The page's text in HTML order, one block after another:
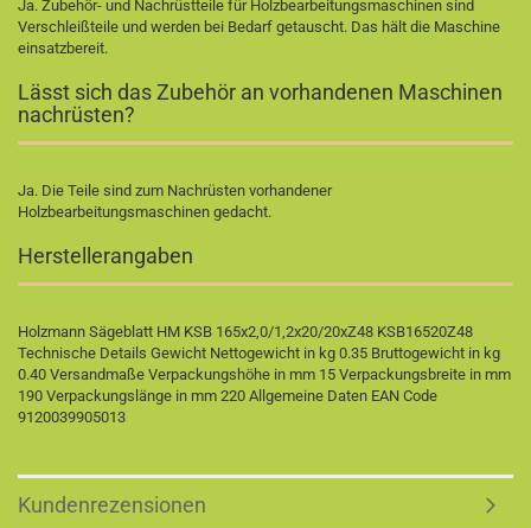
Ja. Zubehör- und Nachrüstteile für Holzbearbeitungsmaschinen sind
Verschleißteile und werden bei Bedarf getauscht. Das hält die Maschine
einsatzbereit.
Lässt sich das Zubehör an vorhandenen Maschinen
nachrüsten?
Ja. Die Teile sind zum Nachrüsten vorhandener
Holzbearbeitungsmaschinen gedacht.
Herstellerangaben
Holzmann Sägeblatt HM KSB 165x2,0/1,2x20/20xZ48 KSB16520Z48
Technische Details Gewicht Nettogewicht in kg 0.35 Bruttogewicht in kg
0.40 Versandmaße Verpackungshöhe in mm 15 Verpackungsbreite in mm
190 Verpackungslänge in mm 220 Allgemeine Daten EAN Code
9120039905013
Kundenrezensionen